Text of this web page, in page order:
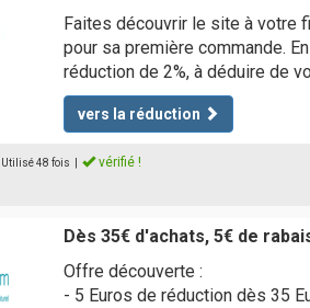
Faites découvrir le site à votre
pour sa première commande.
réduction de 2%, à déduire de
vers la réduction
| Utilisé 48 fois vérifié !
Dès 35€ d'achats, 5€ de
Offre découverte :
- 5 Euros de réduction dès 35